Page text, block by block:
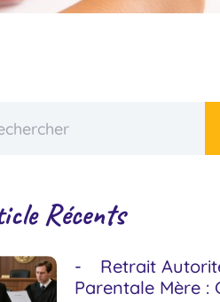
Récents
Retrait
Parentale Mère :